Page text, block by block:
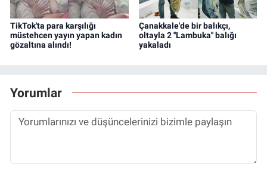
TikTok'ta para karşılığı
müstehcen yayın yapan kadın
gözaltına alındı!
Çanakkale'de bir balıkçı,
oltayla 2 ''Lambuka'' balığı
yakaladı
Yorumlar